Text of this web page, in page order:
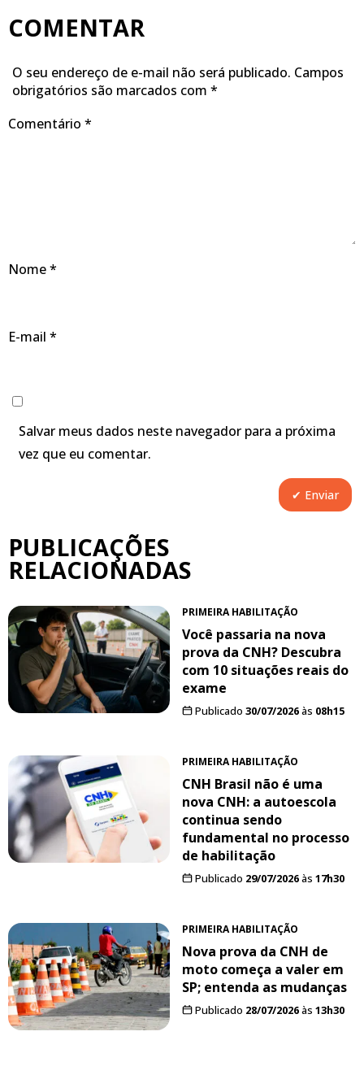
COMENTAR
O seu endereço de e-mail não será publicado. Campos
obrigatórios são marcados com *
Comentário *
Nome*
E-mail *
Salvar meus dados neste navegador para a próxima
vez que eu comentar.
PUBLICAÇÕES
RELACIONADAS
PRIMEIRA HABILITAÇÃO
Você passaria na nova
prova da CNH? Descubra
com 10 situações reais do
exame
Publicado 30/07/2026às 08h15
PRIMEIRA HABILITAÇÃO
CNH Brasil não é uma
nova CNH: a autoescola
continua sendo
fundamental no processo
de habilitação
Publicado 29/07/2026às 17h30
PRIMEIRA HABILITAÇÃO
Nova prova da CNH de
moto começa a valer em
SP; entenda as mudanças
Publicado 28/07/2026às 13h30